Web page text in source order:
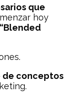
que
hoy
de conceptos